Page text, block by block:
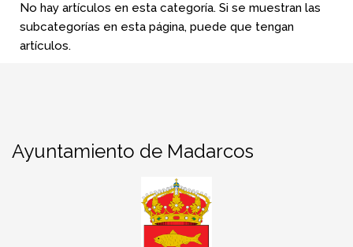
No hay artículos en esta categoría. Si se muestran las
subcategorías en esta página, puede que tengan
artículos.
Ayuntamiento de Madarcos